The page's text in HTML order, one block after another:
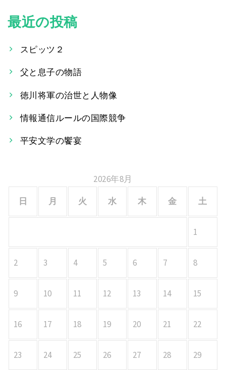
ナ
ビ
ゲ
ー
シ
ョ
最近の投稿
スピッツ２
父と息子の物語
徳川将軍の治世と人物像
情報通信ルールの国際競争
平安文学の饗宴
2026年8月
日
月 火 水 木 金 土
1
2 3 4 5 6 7 8
9 10 11 12 13 14 15
16 17 18 19 20 21 22
23 24 25 26 27 28 29